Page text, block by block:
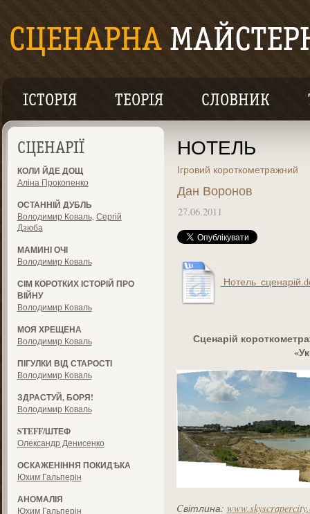
ІСТОРІЯ ТЕОРІЯ СЛОВНИК
СЦЕНАРІЇ
КОЛИ ЙДЕ ДОЩ
Аліна Прокопенко
ОСТАННІЙ ДУБЛЬ
Володимир Коваль, Сергій
Дзюба
МАМИНІ ОЧІ
Володимир Коваль
СІМ КОРОТКИХ ІСТОРІЙ ПРО
ВІЙНУ
Володимир Коваль
МОЯ ХРЕЩЕНА
Володимир Коваль
ПІГУЛКИ ВІД СТАРОСТІ
Володимир Коваль
ЗДРАСТУЙ, БОРЯ!
Володимир Коваль
STEFF/ШТЕФ
Олександр Денисенко
ОСКАЖЕНІННЯ ПОКИДѢКА
Юхим Гальперін
АНОМАЛІЯ
Юхим Гальперін
НОТЕЛЬ
Ігровий короткометражний
Дан Воронов
27.06.2011
Сценарій
Cвітлина: